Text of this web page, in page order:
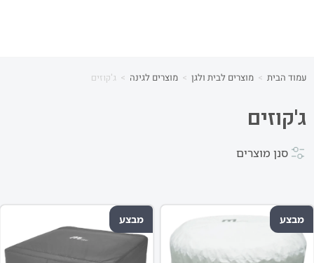
עמוד הבית > מוצרים לבית ולגן > מוצרים לגינה > ג'קוזים
ג'קוזים
סנן מוצרים
מבצע מבצע